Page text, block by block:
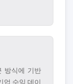
방식에 기반
업 수익 데이